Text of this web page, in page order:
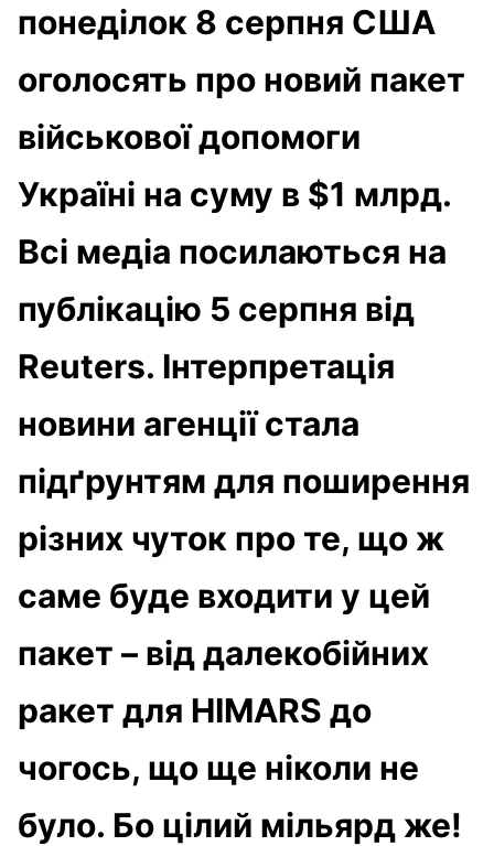
понеділок 8 серпня США
оголосять про новий пакет
військової допомоги
Україні на суму в $1 млрд.
Всі медіа посилаються на
публікацію 5 серпня від
Reuters. Інтерпретація
новини агенції стала
підґрунтям для поширення
різних чуток про те, що ж
саме буде входити у цей
пакет – від далекобійних
ракет для HIMARS до
чогось, що ще ніколи не
було. Бо цілий мільярд же!